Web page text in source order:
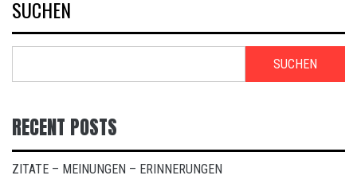
SUCHEN
SUCHEN
RECENT POSTS
ZITATE – MEINUNGEN – ERINNERUNGEN